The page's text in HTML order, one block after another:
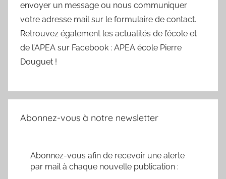
envoyer un message ou nous communiquer
votre adresse mail sur le formulaire de contact.
Retrouvez également les actualités de l’école et
de l’APEA sur Facebook : APEA école Pierre
Douguet !
Abonnez-vous à notre newsletter
Abonnez-vous afin de recevoir une alerte
par mail à chaque nouvelle publication :